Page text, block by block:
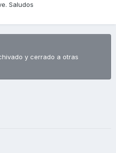
Saludos
y cerrado a otras